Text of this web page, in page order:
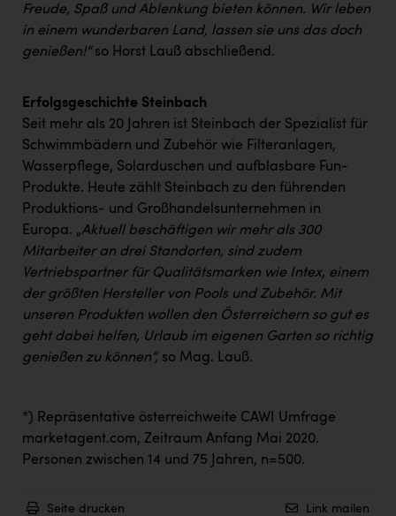
Freude, Spaß und Ablenkung bieten können. Wir leben
in einem wunderbaren Land, lassen sie uns das doch
genießen!“so Horst Lauß abschließend.
Erfolgsgeschichte Steinbach
Seit mehr als 20 Jahren ist Steinbach der Spezialist für
Schwimmbädern und Zubehör wie Filteranlagen,
Wasserpflege, Solarduschen und aufblasbare Fun-
Produkte. Heute zählt Steinbach zu den führenden
Produktions- und Großhandelsunternehmen in
Europa. „Aktuell beschäftigen wir mehr als 300
Mitarbeiter an drei Standorten, sind zudem
Vertriebspartner für Qualitätsmarken wie Intex, einem
der größten Hersteller von Pools und Zubehör. Mit
unseren Produkten wollen den Österreichern so gut es
geht dabei helfen, Urlaub im eigenen Garten so richtig
genießen zu können“, so Mag. Lauß.
*) Repräsentative österreichweite CAWI Umfrage
marketagent.com, Zeitraum Anfang Mai 2020.
Personen zwischen 14 und 75 Jahren, n=500.
Seite drucken Link mailen